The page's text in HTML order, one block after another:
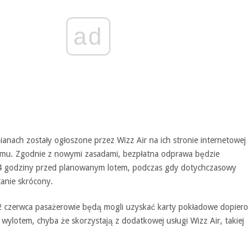
ad
zostały ogłoszone przez Wizz Air na ich stronie internetowej
Zgodnie z nowymi zasadami, bezpłatna odprawa będzie
przed planowanym lotem, podczas gdy dotychczasowy
skrócony.
pasażerowie będą mogli uzyskać karty pokładowe dopiero
chyba że skorzystają z dodatkowej usługi Wizz Air, takiej